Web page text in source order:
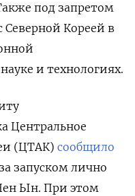
под запретом
Северной Кореей в
и технологиях.
Центральное
(ЦТАК) сообщило
запуском лично
Ын. При этом